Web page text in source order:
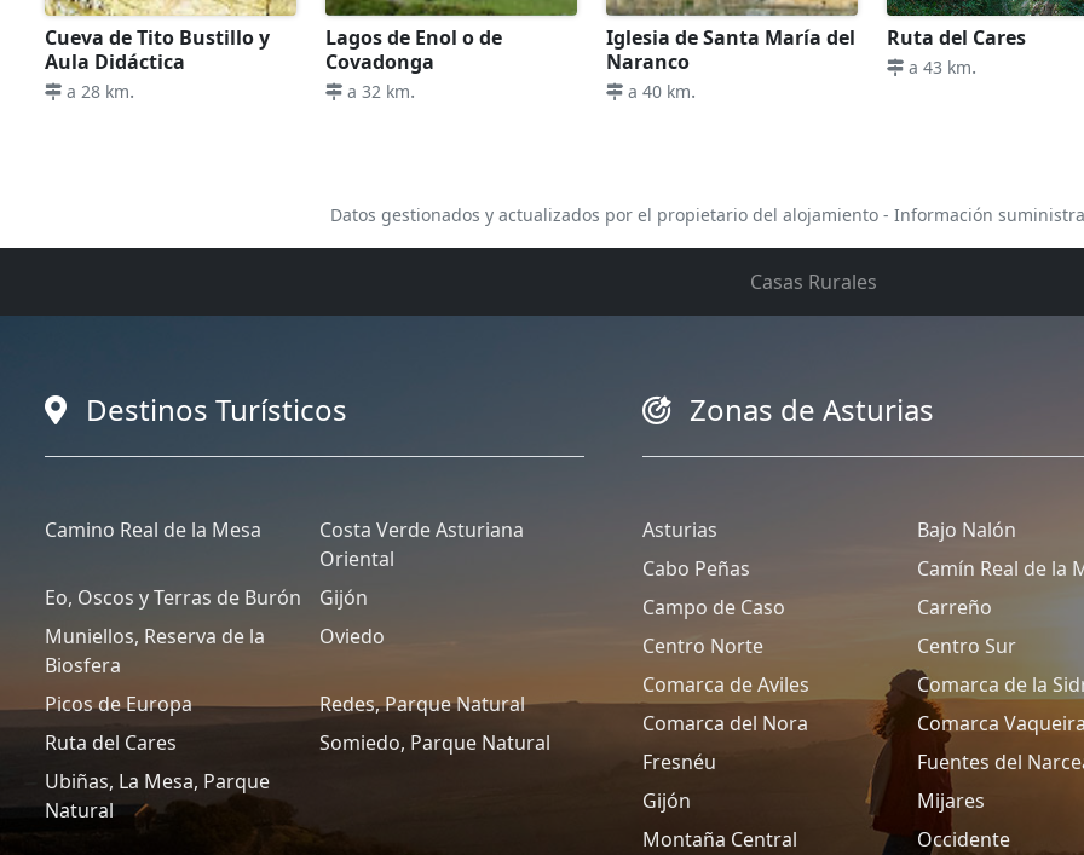
Cueva de Tito Bustillo y
Aula Didáctica
a 28 km.
Lagos de Enol o de
Covadonga
a 32 km.
Iglesia de Santa María del
Naranco
a 40 km.
Ruta del Cares
a 43 km.
Datos gestionados y actualizados por el propietario del alojamiento - Información
Casas Rurales
Destinos Turísticos
Camino Real de la Mesa
Costa Verde Asturiana
Oriental
Eo, Oscos y Terras de Burón
Gijón
Muniellos, Reserva de la
Biosfera
Oviedo
Picos de Europa
Redes, Parque Natural
Ruta del Cares
Somiedo, Parque Natural
Ubiñas, La Mesa, Parque
Natural
Zonas de Asturias
Asturias
Bajo Nalón
Cabo Peñas
Camín Real de la
Campo de Caso
Carreño
Centro Norte
Centro Sur
Comarca de Aviles
Comarca de la
Comarca del Nora
Comarca
Fresnéu
Fuentes del
Gijón
Mijares
Montaña Central
Occidente